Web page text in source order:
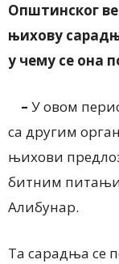
Општинског
њихову
у чему се она
– У овом
са другим
њихови
битним
Алибунар.
Та сарадња се